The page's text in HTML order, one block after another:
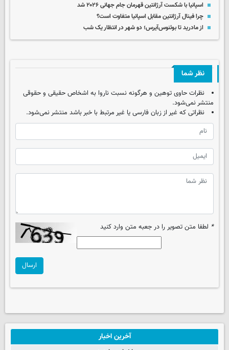
اسپانیا با شکست آرژانتین قهرمان جام جهانی ۲۰۲۶ شد
چرا فینال آرژانتین مقابل اسپانیا متفاوت است؟
از مادرید تا بوئنوس‌آیرس؛ دو شهر در انتظار یک شب
نظر شما
نظرات حاوی توهین و هرگونه نسبت ناروا به اشخاص حقیقی و حقوقی
منتشر نمی‌شود.
نظراتی که غیر از زبان فارسی یا غیر مرتبط با خبر باشد منتشر نمی‌شود.
* لطفا متن تصویر را در جعبه متن وارد کنید
ارسال
آخرین اخبار